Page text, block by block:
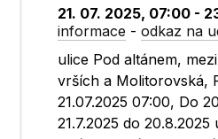
21. 07. 2025, 07:00 -
informace -odkaz na
ulice Pod altánem,
vrších a Molitorovská,
21.07.2025 07:00, Do
21.7.2025 do